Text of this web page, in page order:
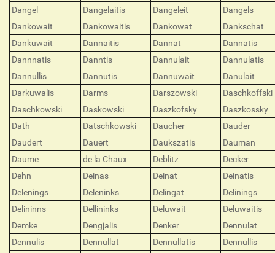
Dangel Dangelaitis Dangeleit
Dangels
Dankowait
Dankowaitis Dankowat
Dankschat
Dankuwait
Dannaitis Dannat
Dannatis
Dannnatis
Danntis Dannulait
Dannulatis
Dannullis
Dannutis Dannuwait
Danulait
Darkuwalis
Darms Darszowski
Daschkoffski
Daschkowski
Daskowski Daszkofsky
Daszkossky
Dath
Datschkowski Daucher
Dauder
Daudert
Dauert Daukszatis
Dauman
Daume
de la Chaux Deblitz
Decker
Dehn
Deinas Deinat
Deinatis
Delenings
Deleninks Delingat
Delinings
Delininns
Dellininks Deluwait
Deluwaitis
Demke
Dengjalis Denker
Dennulat
Dennulis
Dennullat Dennullatis
Dennullis